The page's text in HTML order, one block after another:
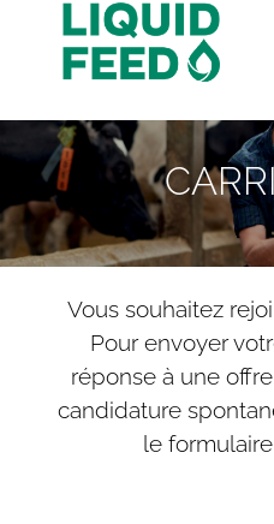
Vous souhaitez
Pour envoyer
réponse à une
candidature
le